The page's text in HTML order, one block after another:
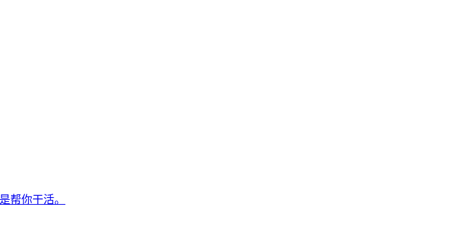
帮你干活。